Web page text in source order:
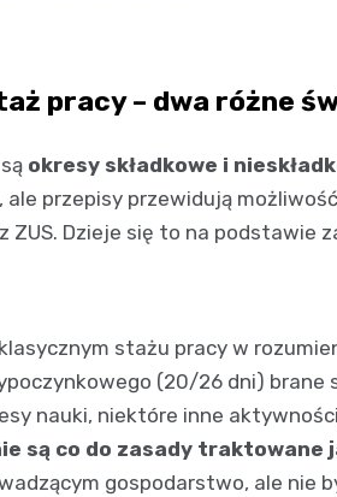
pracy – dwa różne
okresy składkowe i
ale przepisy przewidują
Dzieje się to na podstawie
stażu pracy w
(20/26 dni) brane
nauki, niektóre inne
są co do zasady traktowane
gospodarstwo, ale nie